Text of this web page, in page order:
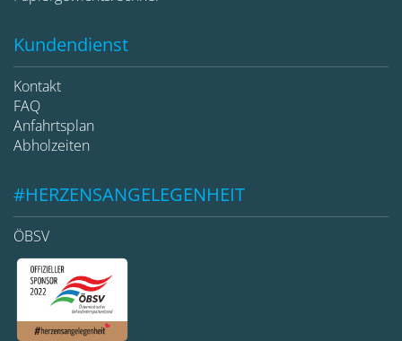
Kundendienst
Kontakt
FAQ
Anfahrtsplan
Abholzeiten
#HERZENSANGELEGENHEIT
ÖBSV